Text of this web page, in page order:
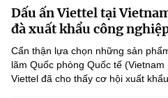
(Ghi rõ nguồn "https://mst.gov.vn"
website này)
Dấu ấn Viettel tại
đà xuất khẩu công
Cẩn thận lựa chọn những sản
lãm Quốc phòng Quốc tế
Viettel đã cho thấy cơ hội xuất